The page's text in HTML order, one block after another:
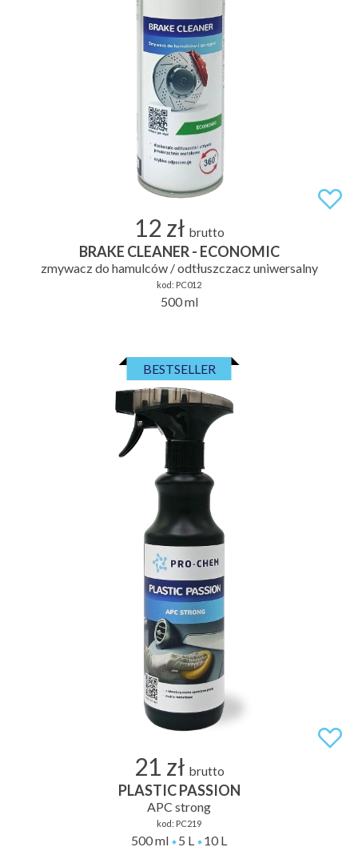
12 zł brutto
BRAKE CLEANER - ECONOMIC
zmywacz do hamulców / odtłuszczacz uniwersalny
kod: PC012
500 ml
BESTSELLER
21 zł brutto
PLASTIC PASSION
APC strong
kod: PC219
500 ml 5 L 10 L